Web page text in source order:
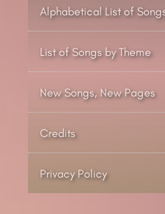
Alphabetical List of
List of Songs by Theme
New Songs, New Pages
Credits
Privacy Policy